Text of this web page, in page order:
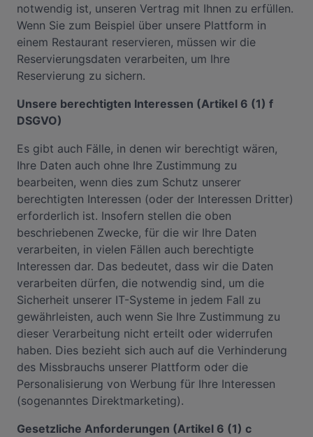
notwendig ist, unseren Vertrag mit Ihnen zu erfüllen.
Wenn Sie zum Beispiel über unsere Plattform in
einem Restaurant reservieren, müssen wir die
Reservierungsdaten verarbeiten, um Ihre
Reservierung zu sichern.
Unsere berechtigten Interessen (Artikel 6 (1) f
DSGVO)
Es gibt auch Fälle, in denen wir berechtigt wären,
Ihre Daten auch ohne Ihre Zustimmung zu
bearbeiten, wenn dies zum Schutz unserer
berechtigten Interessen (oder der Interessen Dritter)
erforderlich ist. Insofern stellen die oben
beschriebenen Zwecke, für die wir Ihre Daten
verarbeiten, in vielen Fällen auch berechtigte
Interessen dar. Das bedeutet, dass wir die Daten
verarbeiten dürfen, die notwendig sind, um die
Sicherheit unserer IT-Systeme in jedem Fall zu
gewährleisten, auch wenn Sie Ihre Zustimmung zu
dieser Verarbeitung nicht erteilt oder widerrufen
haben. Dies bezieht sich auch auf die Verhinderung
des Missbrauchs unserer Plattform oder die
Personalisierung von Werbung für Ihre Interessen
(sogenanntes Direktmarketing).
Gesetzliche Anforderungen (Artikel 6 (1) c